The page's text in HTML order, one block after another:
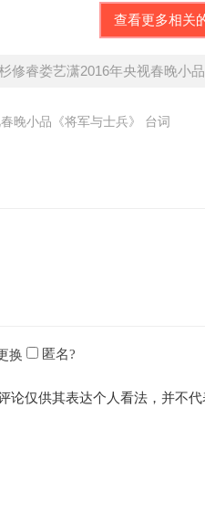
查看更多相关
修睿娄艺潇2016年央视春晚小
晚小品《将军与士兵》 台词
匿名?
论仅供其表达个人看法，并不